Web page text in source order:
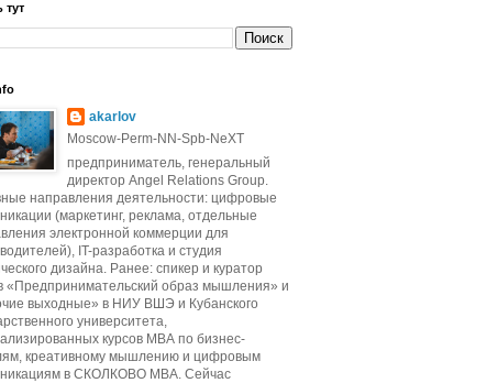
тут
akarlov
Moscow-Perm-NN-Spb-NeXT
предприниматель, генеральный
директор Angel Relations Group.
направления деятельности: цифровые
(маркетинг, реклама, отдельные
электронной коммерции для
IT-разработка и студия
дизайна. Ранее: спикер и куратор
«Предпринимательский образ мышления» и
выходные» в НИУ ВШЭ и Кубанского
университета,
курсов МВА по бизнес-
креативному мышлению и цифровым
в СКОЛКОВО МВА. Сейчас